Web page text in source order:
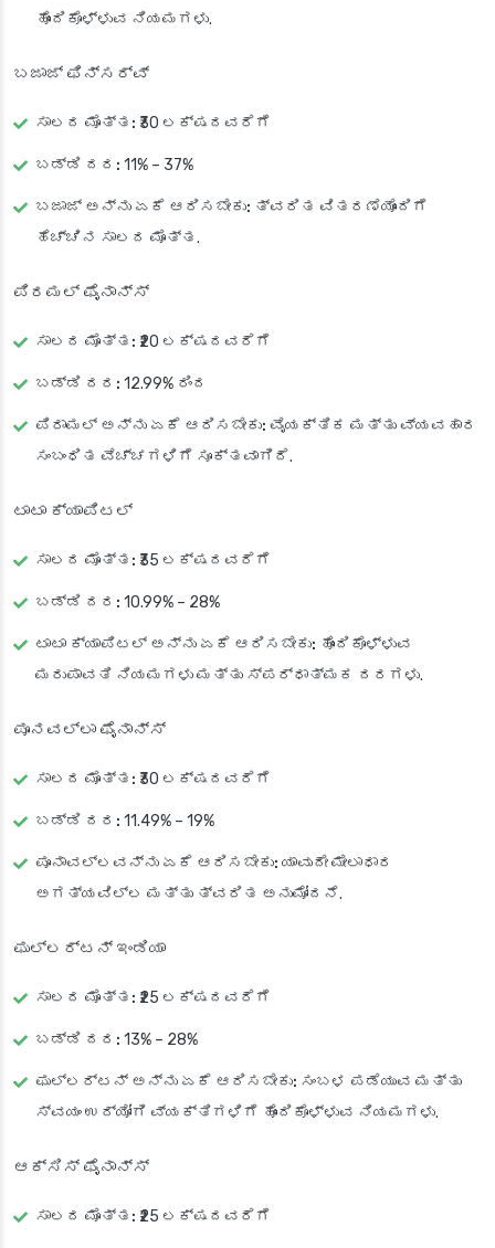
ಹೊಂದಿಕೊಳ್ಳುವ ನಿಯಮಗಳು.
ಬಜಾಜ್ ಫಿನ್‌ಸರ್ವ್
ಸಾಲದ ಮೊತ್ತ: ₹30 ಲಕ್ಷದವರೆಗೆ
ಬಡ್ಡಿ ದರ: 11% – 37%
ಬಜಾಜ್ ಅನ್ನು ಏಕೆ ಆರಿಸಬೇಕು: ತ್ವರಿತ ವಿತರಣೆಯೊಂದಿಗೆ
ಹೆಚ್ಚಿನ ಸಾಲದ ಮೊತ್ತ.
ಪಿರಮಲ್ ಫೈನಾನ್ಸ್
ಸಾಲದ ಮೊತ್ತ: ₹20 ಲಕ್ಷದವರೆಗೆ
ಬಡ್ಡಿ ದರ: 12.99% ರಿಂದ
ಪಿರಾಮಲ್ ಅನ್ನು ಏಕೆ ಆರಿಸಬೇಕು: ವೈಯಕ್ತಿಕ ಮತ್ತು ವ್ಯವಹಾರ
ಸಂಬಂಧಿತ ವೆಚ್ಚಗಳಿಗೆ ಸೂಕ್ತವಾಗಿದೆ.
ಟಾಟಾ ಕ್ಯಾಪಿಟಲ್
ಸಾಲದ ಮೊತ್ತ: ₹35 ಲಕ್ಷದವರೆಗೆ
ಬಡ್ಡಿ ದರ: 10.99% – 28%
ಟಾಟಾ ಕ್ಯಾಪಿಟಲ್ ಅನ್ನು ಏಕೆ ಆರಿಸಬೇಕು: ಹೊಂದಿಕೊಳ್ಳುವ
ಮರುಪಾವತಿ ನಿಯಮಗಳು ಮತ್ತು ಸ್ಪರ್ಧಾತ್ಮಕ ದರಗಳು.
ಪೂನವಲ್ಲಾ ಫೈನಾನ್ಸ್
ಸಾಲದ ಮೊತ್ತ: ₹30 ಲಕ್ಷದವರೆಗೆ
ಬಡ್ಡಿ ದರ: 11.49% – 19%
ಪೂನಾವಲ್ಲವನ್ನು ಏಕೆ ಆರಿಸಬೇಕು: ಯಾವುದೇ ಮೇಲಾಧಾರ
ಅಗತ್ಯವಿಲ್ಲ ಮತ್ತು ತ್ವರಿತ ಅನುಮೋದನೆ.
ಫುಲ್ಲರ್ಟನ್ ಇಂಡಿಯಾ
ಸಾಲದ ಮೊತ್ತ: ₹25 ಲಕ್ಷದವರೆಗೆ
ಬಡ್ಡಿ ದರ: 13% – 28%
ಫುಲ್ಲರ್ಟನ್ ಅನ್ನು ಏಕೆ ಆರಿಸಬೇಕು: ಸಂಬಳ ಪಡೆಯುವ ಮತ್ತು
ಸ್ವಯಂ ಉದ್ಯೋಗಿ ವ್ಯಕ್ತಿಗಳಿಗೆ ಹೊಂದಿಕೊಳ್ಳುವ ನಿಯಮಗಳು.
ಆಕ್ಸಿಸ್ ಫೈನಾನ್ಸ್
ಸಾಲದ ಮೊತ್ತ: ₹25 ಲಕ್ಷದವರೆಗೆ